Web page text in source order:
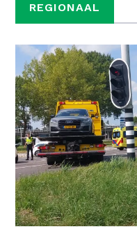
REGIONAAL